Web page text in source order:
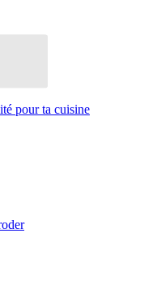
pour ta cuisine